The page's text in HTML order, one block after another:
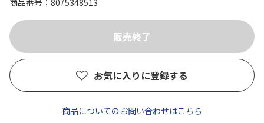
商品番号
8075348513
お気に入りに登録する
商品についてのお問い合わせはこちら